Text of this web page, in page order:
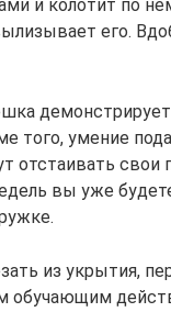
и колотит по
его.
того, умение
отстаивать свои
вы уже
из укрытия,
обучающим